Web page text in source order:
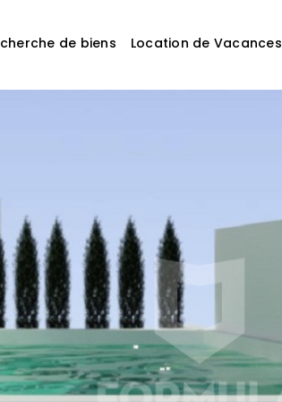
de biens Location de Vacances